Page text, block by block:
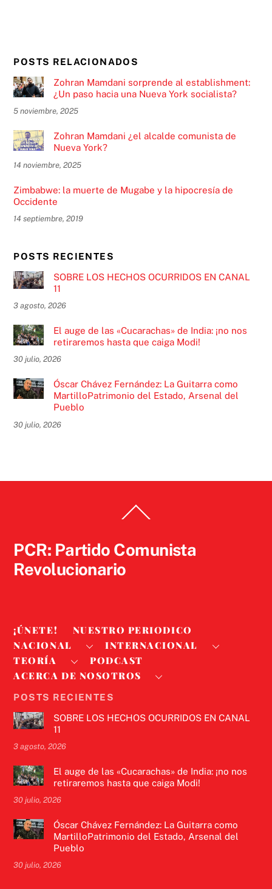
POSTS RELACIONADOS
Zohran Mamdani sorprende al establishment:
¿Un paso hacia una Nueva York socialista?
5 noviembre, 2025
Zohran Mamdani ¿el alcalde comunista de
Nueva York?
14 noviembre, 2025
Zimbabwe: la muerte de Mugabe y la hipocresía de
Occidente
14 septiembre, 2019
POSTS RECIENTES
SOBRE LOS HECHOS OCURRIDOS EN CANAL
11
3 agosto, 2026
El auge de las «Cucarachas» de India: ¡no nos
retiraremos hasta que caiga Modi!
30 julio, 2026
Óscar Chávez Fernández: La Guitarra como
MartilloPatrimonio del Estado, Arsenal del
Pueblo
30 julio, 2026
To
PCR: Partido Comunista
Revolucionario
¡ÚNETE!
NUESTRO PERIODICO
NACIONAL
INTERNACIONAL
TEORÍA
PODCAST
ACERCA DE NOSOTROS
POSTS RECIENTES
SOBRE LOS HECHOS OCURRIDOS EN CANAL
11
3 agosto, 2026
El auge de las «Cucarachas» de India: ¡no nos
retiraremos hasta que caiga Modi!
30 julio, 2026
Óscar Chávez Fernández: La Guitarra como
MartilloPatrimonio del Estado, Arsenal del
Pueblo
30 julio, 2026